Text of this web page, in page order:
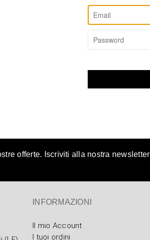
offerte. Iscriviti alla nostra newsletter
INFORMAZIONI
Il mio Account
I tuoi ordini